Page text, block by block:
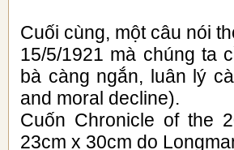
Cuối cùng, một câu nói
15/5/1921 mà chúng ta
bà càng ngắn, luân lý
and moral decline).
Cuốn Chronicle of the
23cm x 30cm do